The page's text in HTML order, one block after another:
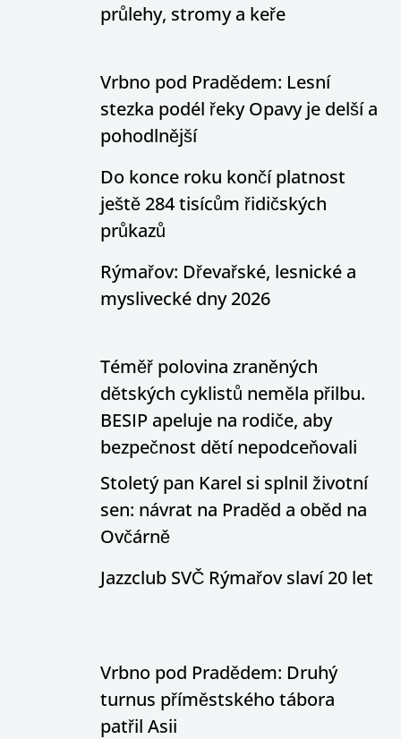
průlehy, stromy a keře
Vrbno pod Pradědem: Lesní
stezka podél řeky Opavy je delší a
pohodlnější
Do konce roku končí platnost
ještě 284 tisícům řidičských
průkazů
Rýmařov: Dřevařské, lesnické a
myslivecké dny 2026
Téměř polovina zraněných
dětských cyklistů neměla přilbu.
BESIP apeluje na rodiče, aby
bezpečnost dětí nepodceňovali
Stoletý pan Karel si splnil životní
sen: návrat na Praděd a oběd na
Ovčárně
Jazzclub SVČ Rýmařov slaví 20 let
Vrbno pod Pradědem: Druhý
turnus příměstského tábora
patřil Asii